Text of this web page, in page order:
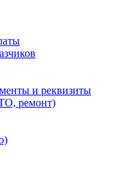
и реквизиты
ремонт)